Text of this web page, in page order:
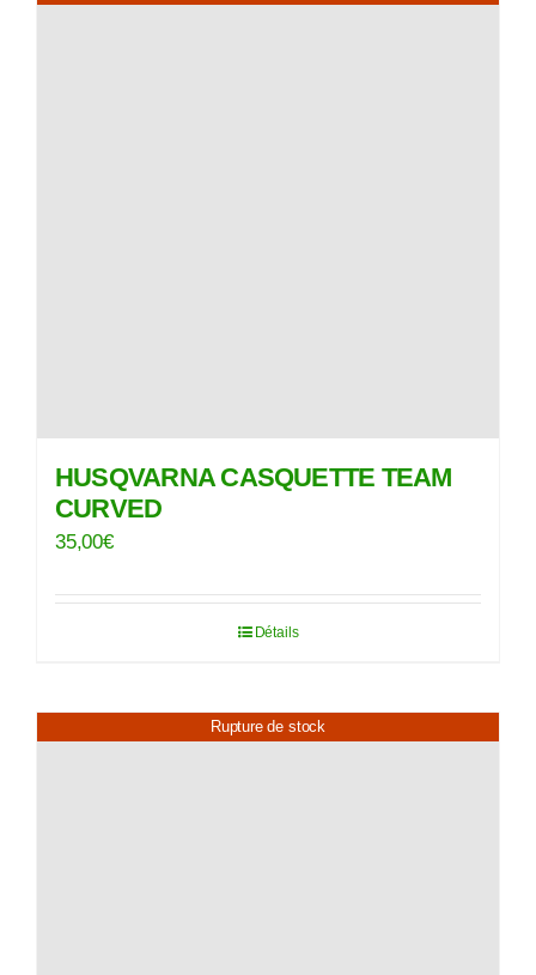
HUSQVARNA CASQUETTE TEAM
CURVED
35,00€
Détails
Rupture de stock